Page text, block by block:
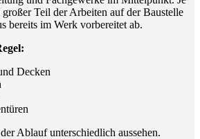
Teil der Arbeiten auf der Baustelle
bereits im Werk vorbereitet ab.
Decken
Ablauf unterschiedlich aussehen.